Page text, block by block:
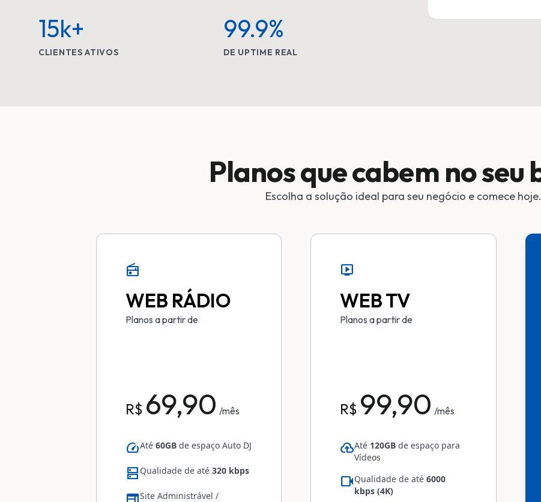
15k+
CLIENTES ATIVOS
99.9%
DE UPTIME REAL
Planos que cabem no seu
Escolha a solução ideal para seu negócio e comece hoje.
radio
WEB RÁDIO
Planos a partir de
R$ 69,90 /mês
speedAté 60GB de espaço Auto DJ
dns Qualidade de até 320 kbps
webSite Administrável /
live_tv
WEB TV
Planos a partir de
R$ 99,90 /mês
cloud_uploadAté 120GB de espaço para
Vídeos
videocamQualidade de até6000
kbps (4K)